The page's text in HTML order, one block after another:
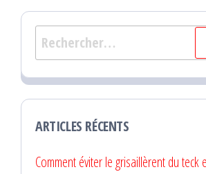
Rechercher :
ARTICLES RÉCENTS
Comment éviter le grisaillèrent du teck